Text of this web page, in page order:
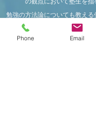
の観点において塾生を指
勉強の方法論についても教え
体験に基づくだけの方法で教え
念ながら今の教育の現
Phone Email